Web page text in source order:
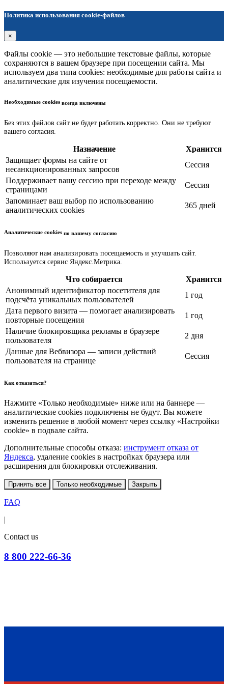
Политика использования cookie-файлов
×
Файлы cookie — это небольшие текстовые файлы, которые
сохраняются в вашем браузере при посещении сайта. Мы
используем два типа cookies: необходимые для работы сайта и
аналитические для изучения посещаемости.
Необходимые cookies всегда включены
Без этих файлов сайт не будет работать корректно. Они не требуют
вашего согласия.
Назначение
Хранится
Защищает формы на сайте от
несанкционированных запросов
Сессия
Поддерживает вашу сессию при переходе между
страницами
Сессия
Запоминает ваш выбор по использованию
аналитических cookies
365 дней
Аналитические cookies по вашему согласию
Позволяют нам анализировать посещаемость и улучшать сайт.
Используется сервис Яндекс.Метрика.
Что собирается
Хранится
Анонимный идентификатор посетителя для
подсчёта уникальных пользователей
1 год
Дата первого визита — помогает анализировать
повторные посещения
1 год
Наличие блокировщика рекламы в браузере
пользователя
2 дня
Данные для Вебвизора — записи действий
пользователя на странице
Сессия
Как отказаться?
Нажмите «Только необходимые» ниже или на баннере —
аналитические cookies подключены не будут. Вы можете
изменить решение в любой момент через ссылку «Настройки
cookie» в подвале сайта.
Дополнительные способы отказа: инструмент отказа от
Яндекса, удаление cookies в настройках браузера или
расширения для блокировки отслеживания.
Принять все Только необходимые Закрыть
FAQ
|
Contact us
8 800 222-66-36